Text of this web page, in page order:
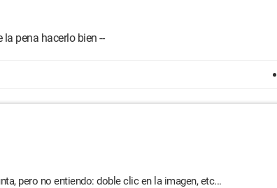
la pena hacerlo bien --
pero no entiendo: doble clic en la imagen, etc...